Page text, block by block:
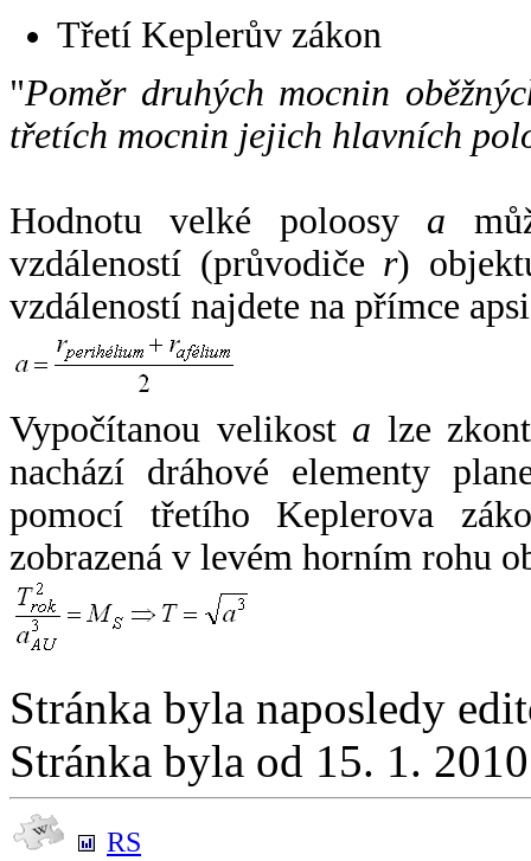
Třetí Keplerův zákon
"Poměr druhých mocnin
třetích mocnin jejich hlavních
Hodnotu velké poloosy a
vzdáleností (průvodiče r)
vzdáleností najdete na přímce
Vypočítanou velikost a lze
nachází dráhové elementy
pomocí třetího Keplerova
zobrazená v levém horním rohu
Stránka byla naposledy
Stránka byla od 15. 1.
RS